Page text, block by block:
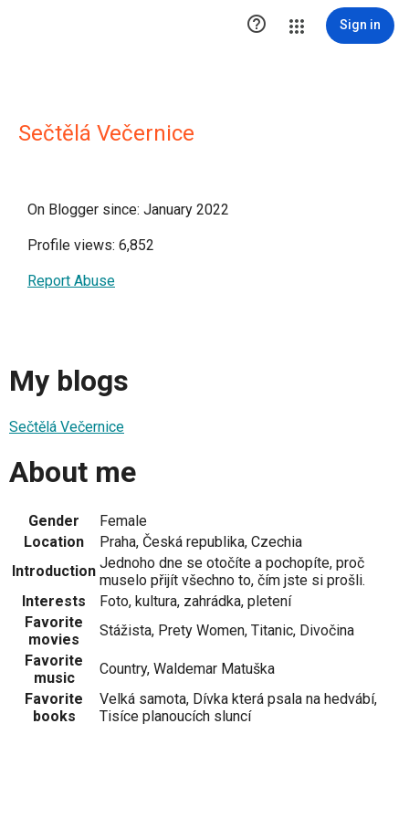
 Sign in
Sečtělá Večernice
On Blogger since: January 2022
Profile views: 6,852
Report Abuse
My blogs
Sečtělá Večernice
About me
Gender
Female
Location
Praha, Česká republika, Czechia
Introduction Jednoho dne se otočíte a pochopíte, proč
muselo přijít všechno to, čím jste si prošli.
Interests
Foto, kultura, zahrádka, pletení
Favorite
movies
Stážista, Prety Women, Titanic, Divočina
Favorite
music
Country, Waldemar Matuška
Favorite
books
Velká samota, Dívka která psala na hedvábí,
Tisíce planoucích sluncí